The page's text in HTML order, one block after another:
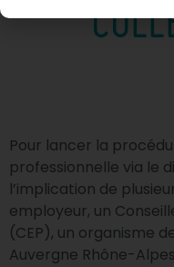
Pour lancer la
professionnelle via le
l’implication de
employeur, un
(CEP), un organisme
Auvergne Rhône-